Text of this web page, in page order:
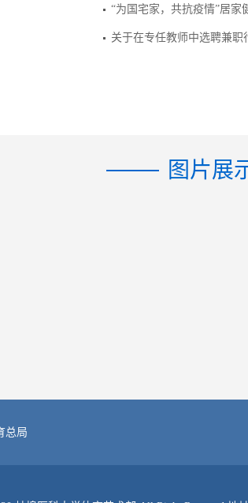
“为国宅家，共抗疫情”居家
关于在专任教师中选聘兼职
图片展
总局